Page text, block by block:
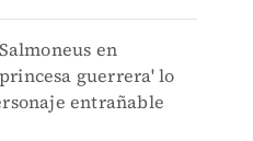
en
guerrera' lo
entrañable